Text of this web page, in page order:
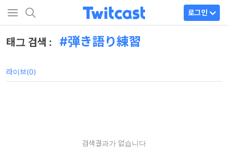
로그인
태그 검색 : 弾き語り練習
라이브(0)
검색결과가 없습니다